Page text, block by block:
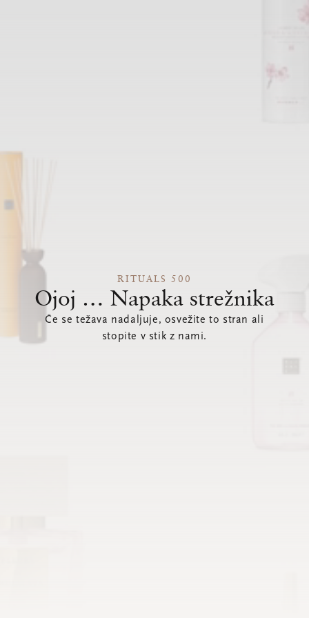
RITUALS 500
Ojoj … Napaka strežnika
Če se težava nadaljuje, osvežite to stran ali
stopite v stik z nami.